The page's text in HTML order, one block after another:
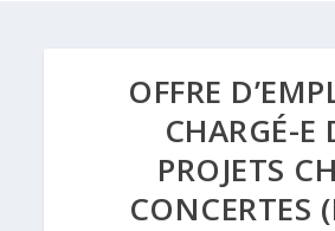
OFFRE
CHARGÉ-E
PROJETS
CONCERTES